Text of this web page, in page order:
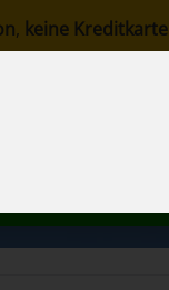
, keine Kreditkarte